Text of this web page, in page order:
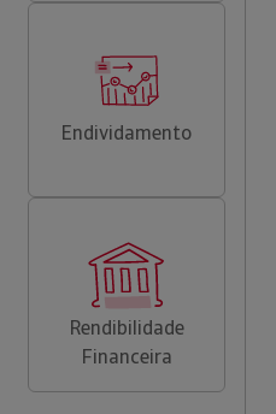
Endividamento
Rendibilidade
Financeira